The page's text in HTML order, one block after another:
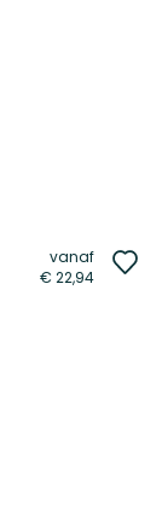
vanaf
€ 22,94